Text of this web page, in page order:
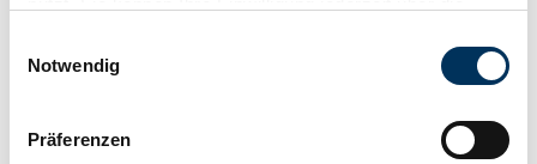
Trigger Symbol ändern oder widerrufen
Informationen über Ihre geografische Lage
Notwendig
Präferenzen